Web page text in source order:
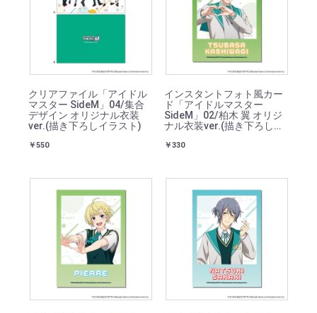
クリアファイル「アイドル
マスター SideM」04/集合
デザイン オリジナル衣装
ver.(描き下ろしイラスト)
￥550
インスタントフォト風カー
ド「アイドルマスター
SideM」02/柏木 翼 オリジ
ナル衣装ver.(描き下ろしイ
￥330